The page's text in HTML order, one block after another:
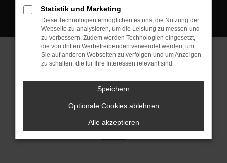
Mail: fj@jakob-trading.com
Cookie Einstellungen
© 2026 Jakob Trading GmbH | Neustädter Straße 1 | DE-08223
Neustadt/Vogtland | fj@jakob-trading.com | Webdesign by audaris.de
Statistik und Marketing
Diese Technologien ermöglichen es uns, die Nutzung der
Webseite zu analysieren, um die Leistung zu messen und
zu verbessern. Zudem werden Technologien eingesetzt,
die von dritten Werbetreibenden verwendet werden, um
Sie auf anderen Webseiten zu verfolgen und um Anzeigen
zu schalten, die für Ihre Interessen relevant sind.
Speichern
Optionale Cookies ablehnen
Alle akzeptieren